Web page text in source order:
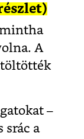
mintha
A
töltötték
–
srác a